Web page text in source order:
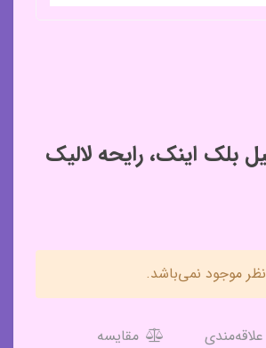
۵۰ میل بلک اینک، رایحه لالیک
موجود نمی‌باشد.
مقایسه